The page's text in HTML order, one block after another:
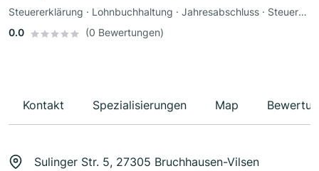
Steuererklärung · Lohnbuchhaltung · Jahresabschluss · Steuerberater · Unternehmensberatung
0.0
(0 Bewertungen)
Kontakt Spezialisierungen Map
Sulinger Str. 5, 27305 Bruchhausen-Vilsen